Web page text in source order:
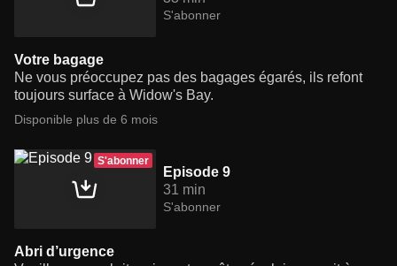
S'abonner
Votre bagage
Ne vous préoccupez pas des bagages égarés, ils refont
toujours surface à Widow's Bay.
Disponible plus de 6 mois
S'abonner
Episode 9
31 min
S'abonner
Abri d’urgence